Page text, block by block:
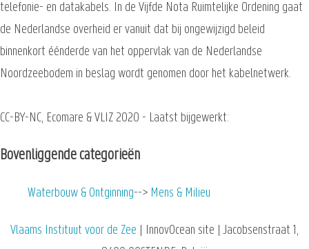
telefonie- en datakabels. In de Vijfde Nota Ruimtelijke Ordening gaat
de Nederlandse overheid er vanuit dat bij ongewijzigd beleid
binnenkort éénderde van het oppervlak van de Nederlandse
Noordzeebodem in beslag wordt genomen door het kabelnetwerk.
CC-BY-NC, Ecomare & VLIZ 2020 - Laatst bijgewerkt:
Bovenliggende categorieën
Waterbouw & Ontginning Mens & Milieu
Vlaams Instituut voor de Zee | InnovOcean site | Jacobsenstraat 1,